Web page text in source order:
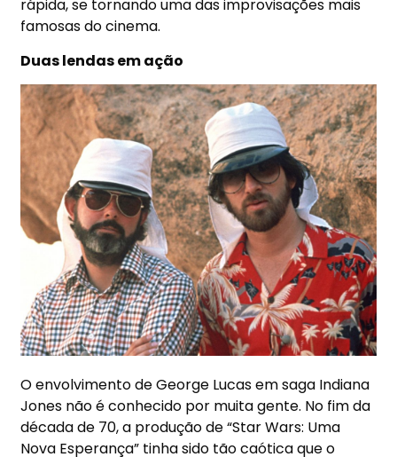
rápida, se tornando uma das improvisações mais
famosas do cinema.
Duas lendas em ação
O envolvimento de George Lucas em saga Indiana
Jones não é conhecido por muita gente. No fim da
década de 70, a produção de “Star Wars: Uma
Nova Esperança” tinha sido tão caótica que o